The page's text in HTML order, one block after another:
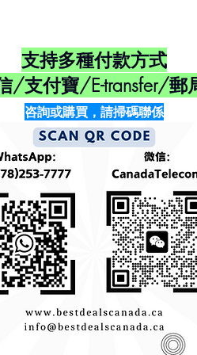
支持多種付款方式
/支付寶/E-transfer/郵
咨詢或購買，請掃碼聯係